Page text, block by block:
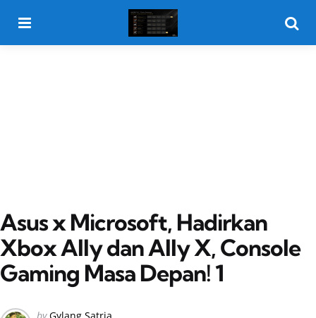
Asus x Microsoft, Hadirkan
Xbox Ally dan Ally X, Console
Gaming Masa Depan! 1
Posted